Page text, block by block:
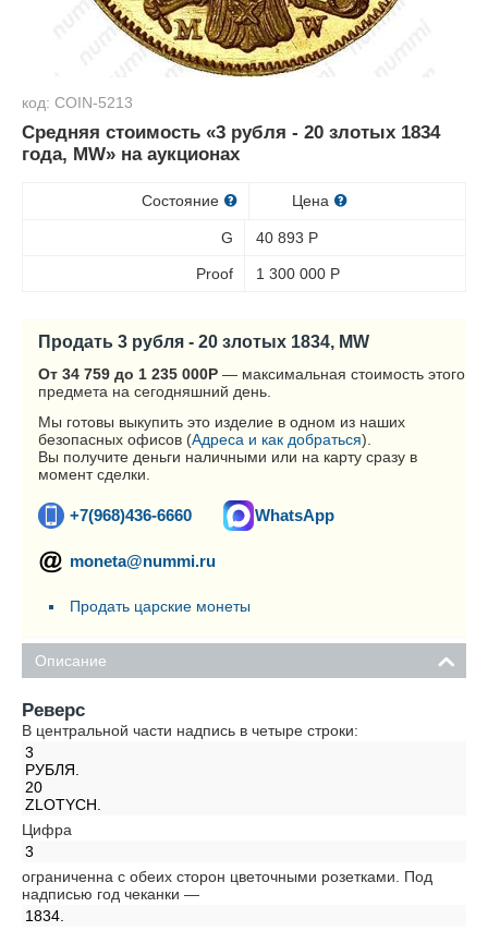
код: COIN-5213
Средняя стоимость «3 рубля - 20 злотых 1834
года, MW» на аукционах
Состояние Цена
G 40 893 Р
Proof 1 300 000 Р
Продать 3 рубля - 20 злотых 1834, MW
От 34 759 до 1 235 000Р — максимальная стоимость этого
предмета на сегодняшний день.
Мы готовы выкупить это изделие в одном из наших
безопасных офисов (Адреса и как добраться).
Вы получите деньги наличными или на карту сразу в
момент сделки.
+7(968)436-6660 WhatsApp
moneta@nummi.ru
Продать царские монеты
Описание
Реверс
В центральной части надпись в четыре строки:
3
РУБЛЯ.
20
ZLOTYCH.
Цифра
3
ограниченна с обеих сторон цветочными розетками. Под
надписью год чеканки —
1834.